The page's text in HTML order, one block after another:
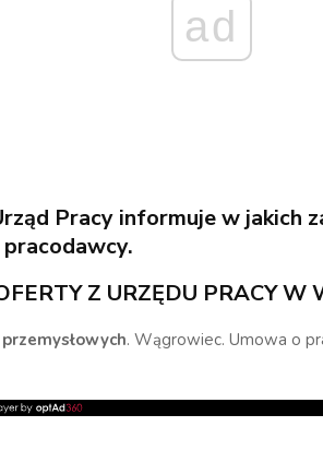
ad
Pracy informujew jakich
Z URZĘDU PRACY W
. Wągrowiec. Umowa o